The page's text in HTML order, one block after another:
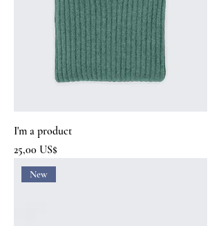
I'm a product
Precio
25,00 US$
New